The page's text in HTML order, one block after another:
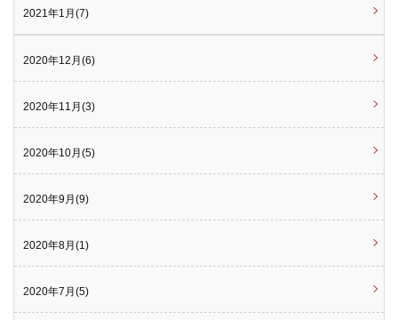
2021年1月(7)
2020年12月(6)
2020年11月(3)
2020年10月(5)
2020年9月(9)
2020年8月(1)
2020年7月(5)